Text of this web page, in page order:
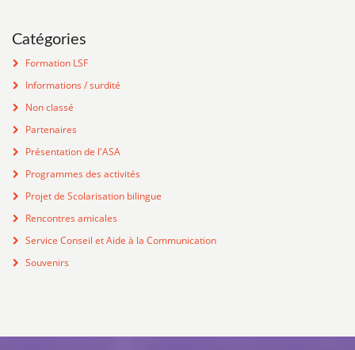
Catégories
Formation LSF
Informations / surdité
Non classé
Partenaires
Présentation de l'ASA
Programmes des activités
Projet de Scolarisation bilingue
Rencontres amicales
Service Conseil et Aide à la Communication
Souvenirs